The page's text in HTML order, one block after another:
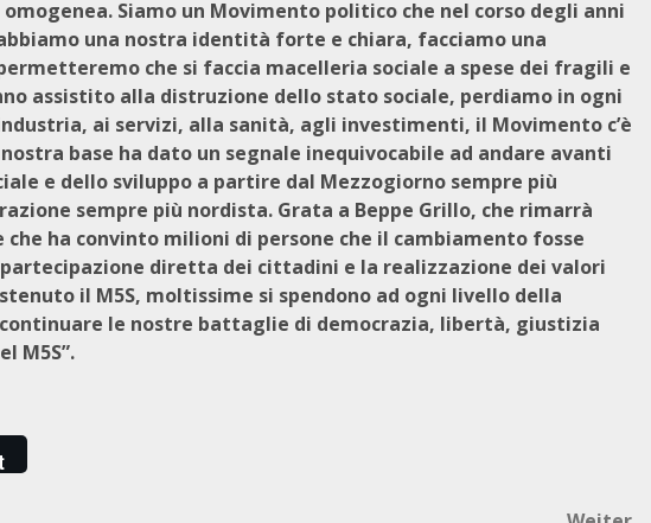
Siamo un Movimento politico che nel corso degli anni
una nostra identità forte e chiara, facciamo una
che si faccia macelleria sociale a spese dei fragili e
assistito alla distruzione dello stato sociale, perdiamo in ogni
ai servizi, alla sanità, agli investimenti, il Movimento c’è
base ha dato un segnale inequivocabile ad andare avanti
e dello sviluppo a partire dal Mezzogiorno sempre più
sempre più nordista. Grata a Beppe Grillo, che rimarrà
che ha convinto milioni di persone che il cambiamento fosse
diretta dei cittadini e la realizzazione dei valori
il M5S, moltissime si spendono ad ogni livello della
le nostre battaglie di democrazia, libertà, giustizia
M5S”.